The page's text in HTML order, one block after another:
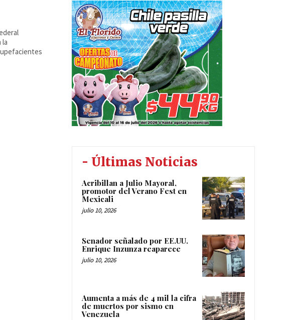
la
- Últimas Noticias
Acribillan a Julio Mayoral,
promotor del Verano Fest en
Mexicali
julio 10, 2026
Senador señalado por EE.UU.
Enrique Inzunza reaparece
julio 10, 2026
Aumenta a más de 4 mil la cifra
de muertos por sismo en
Venezuela